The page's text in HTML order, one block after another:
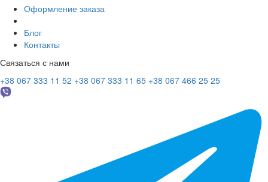
Оформление заказа
Блог
Контакты
Связаться с нами
+38 067 333 11 52 +38 067 333 11 65 +38 067 466 25 25